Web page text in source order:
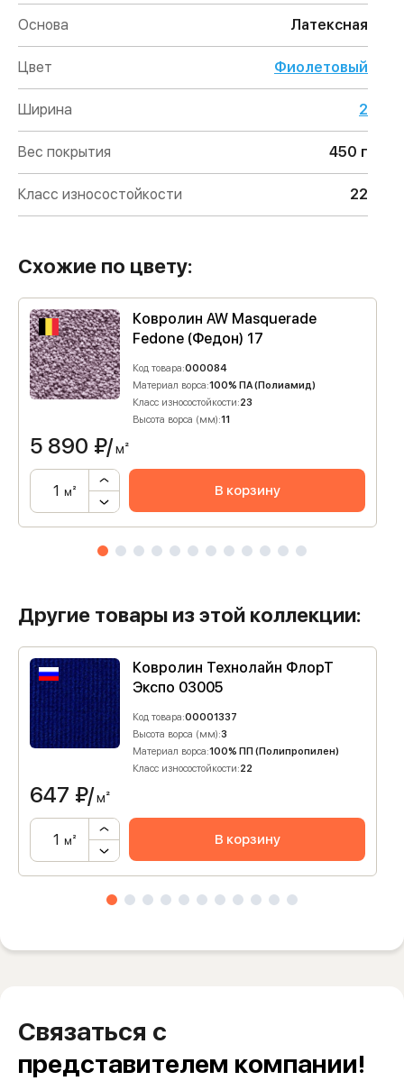
Основа Латексная
Цвет Фиолетовый
Ширина 2
Вес покрытия 450 г
Класс износостойкости 22
Схожие по цвету:
Ковролин AW Masquerade
Fedone (Федон) 17
Код товара:000084
Материал ворса:100% ПА (Полиамид)
Класс износостойкости:23
Высота ворса (мм):11
5 890 ₽/м²
м² В корзину
Другие товары из этой коллекции:
Ковролин Технолайн ФлорТ
Экспо 03005
Код товара:00001337
Высота ворса (мм):3
Материал ворса:100% ПП (Полипропилен)
Класс износостойкости:22
647 ₽/м²
м² В корзину
Связаться с
представителем компании!